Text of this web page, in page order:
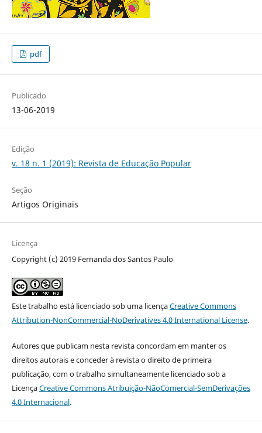
pdf
Publicado
13-06-2019
Edição
v. 18 n. 1 (2019): Revista de Educação Popular
Seção
Artigos Originais
Licença
Copyright (c) 2019 Fernanda dos Santos Paulo
Este trabalho está licenciado sob uma licençaCreative Commons
Attribution-NonCommercial-NoDerivatives 4.0 International License.
Autores que publicam nesta revista concordam em manter os
direitos autorais e conceder à revista o direito de primeira
publicação, com o trabalho simultaneamente licenciado sob a
LicençaCreative Commons Atribuição-NãoComercial-SemDerivações
4.0 Internacional.